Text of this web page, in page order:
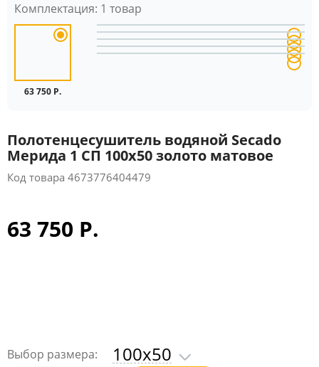
Комплектация: 1 товар
63 750 Р.
Полотенцесушитель водяной Secado
Мерида 1 СП 100x50 золото матовое
Код товара 4673776404479
63 750 Р.
Выбор размера: 100x50